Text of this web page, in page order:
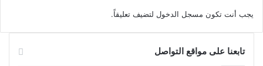
يجب أنت تكون مسجل الدخول لتضيف تعليقاً.
تابعنا على مواقع التواصل